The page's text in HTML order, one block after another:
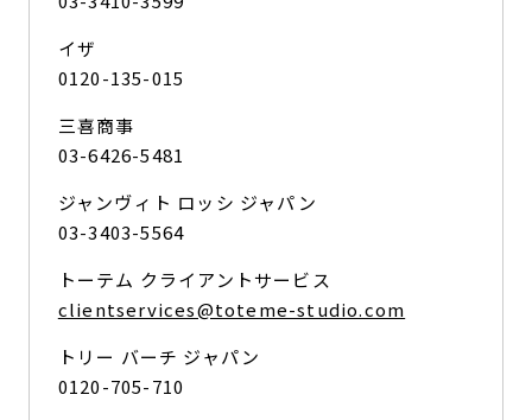
イザ
0120-135-015
三喜商事
03-6426-5481
ジャンヴィト ロッシ ジャパン
03-3403-5564
トーテム クライアントサービス
clientservices@toteme-studio.com
トリー バーチ ジャパン
0120-705-710